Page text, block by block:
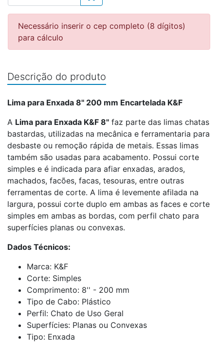
Necessário inserir o cep completo (8 dígitos)
para cálculo
Descrição do produto
Lima para Enxada 8'' 200 mm Encartelada K&F
A Lima para Enxada K&F 8'' faz parte das limas chatas
bastardas, utilizadas na mecânica e ferramentaria para
desbaste ou remoção rápida de metais. Essas limas
também são usadas para acabamento. Possui corte
simples e é indicada para afiar enxadas, arados,
machados, facões, facas, tesouras, entre outras
ferramentas de corte. A lima é levemente afilada na
largura, possui corte duplo em ambas as faces e corte
simples em ambas as bordas, com perfil chato para
superfícies planas ou convexas.
Dados Técnicos:
Marca: K&F
Corte: Simples
Comprimento: 8'' - 200 mm
Tipo de Cabo: Plástico
Perfil: Chato de Uso Geral
Superfícies: Planas ou Convexas
Tipo: Enxada